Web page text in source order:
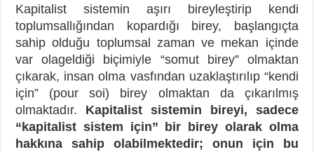
Kapitalist sistemin aşırı bireyleştirip kendi
toplumsallığından kopardığı birey, başlangıçta
sahip olduğu toplumsal zaman ve mekan içinde
var olageldiği biçimiyle “somut birey” olmaktan
çıkarak, insan olma vasfından uzaklaştırılıp “kendi
için” (pour soi) birey olmaktan da çıkarılmış
olmaktadır. Kapitalist sistemin bireyi, sadece
“kapitalist sistem için” bir birey olarak olma
hakkına sahip olabilmektedir; onun için bu